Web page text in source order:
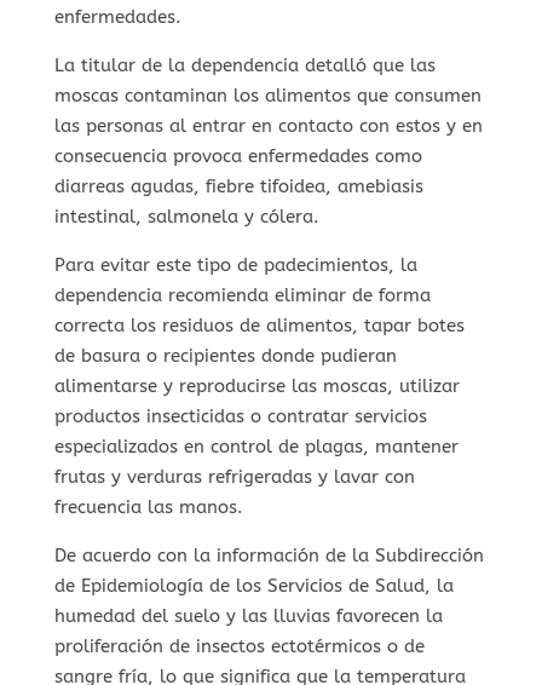
enfermedades.
La titular de la dependencia detalló que las
moscas contaminan los alimentos que consumen
las personas al entrar en contacto con estos y en
consecuencia provoca enfermedades como
diarreas agudas, fiebre tifoidea, amebiasis
intestinal, salmonela y cólera.
Para evitar este tipo de padecimientos, la
dependencia recomienda eliminar de forma
correcta los residuos de alimentos, tapar botes
de basura o recipientes donde pudieran
alimentarse y reproducirse las moscas, utilizar
productos insecticidas o contratar servicios
especializados en control de plagas, mantener
frutas y verduras refrigeradas y lavar con
frecuencia las manos.
De acuerdo con la información de la Subdirección
de Epidemiología de los Servicios de Salud, la
humedad del suelo y las lluvias favorecen la
proliferación de insectos ectotérmicos o de
sangre fría, lo que significa que la temperatura